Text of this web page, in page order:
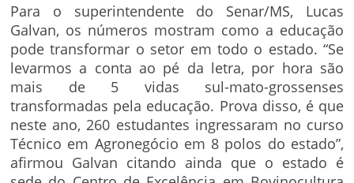
Para o superintendente do Senar/MS, Lucas
Galvan, os números mostram como a educação
pode transformar o setor em todo o estado. “Se
levarmos a conta ao pé da letra, por hora são
mais de 5 vidas sul-mato-grossenses
transformadas pela educação. Prova disso, é que
neste ano, 260 estudantes ingressaram no curso
Técnico em Agronegócio em 8 polos do estado”,
afirmou Galvan citando ainda que o estado é